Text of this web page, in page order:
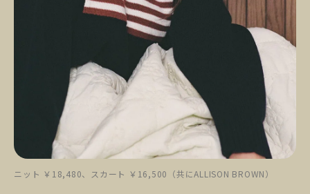
ニット ￥18,480、スカート ￥16,500（共にALLISON BROWN）